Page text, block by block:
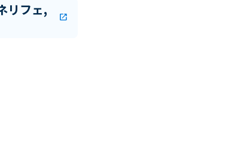
リフェ,
open_in_new